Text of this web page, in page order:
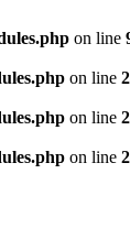
on line
on line
on line
on line